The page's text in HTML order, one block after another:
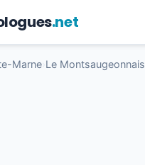
.net
Marne Le Montsaugeonnais